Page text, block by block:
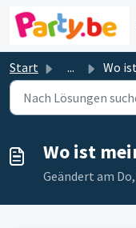
Zum
Start ... Wo ist
Wo ist
Geändert am